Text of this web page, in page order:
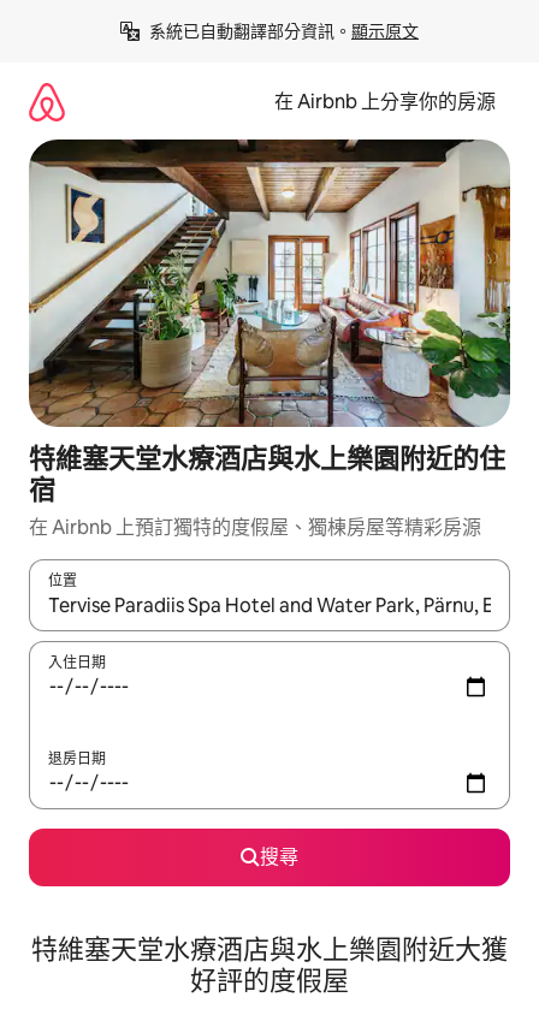
系統已自動翻譯部分資訊。 顯示原文
在 Airbnb 上分享你的房源
特維塞天堂水療酒店與水上樂園附近的住
宿
在 Airbnb 上預訂獨特的度假屋、獨棟房屋等精彩房源
位置
如有搜尋結果，瀏覽內容時請使用上下箭頭，或輕點、滑動裝置。
入住日期
退房日期
搜尋
特維塞天堂水療酒店與水上樂園附近大獲
好評的度假屋